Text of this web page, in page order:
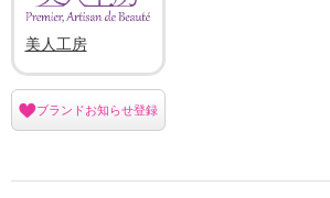
美人工房
ブランドお知らせ登録